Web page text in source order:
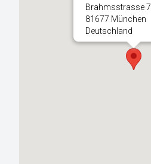
Brahmsstrasse 7
81677 München
Deutschland